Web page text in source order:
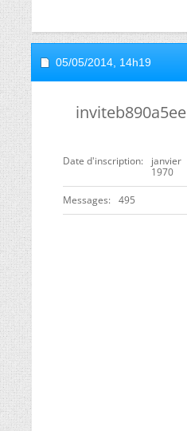
05/05/2014, 14h19
inviteb890a5ee
Date d'inscription
janvier
1970
Messages 495